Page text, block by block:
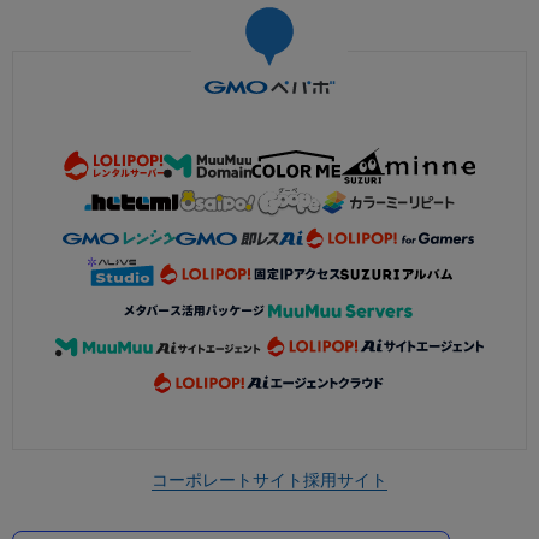
コーポレートサイト採用サイト